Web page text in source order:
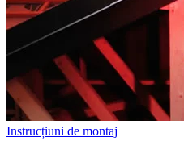
Instrucțiuni de montaj